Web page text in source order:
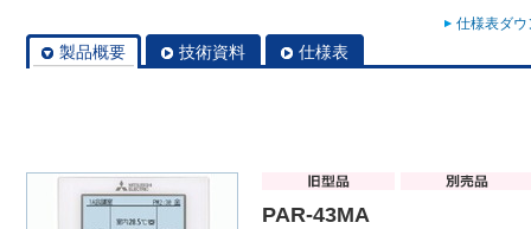
仕様表ダ
製品概要 技術資料 仕様表
PAR-43MA